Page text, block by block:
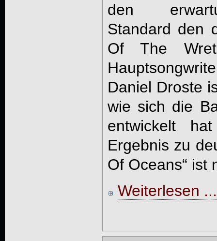
den
Standard den
Of The
Daniel Droste
wie sich die
entwickelt
Ergebnis zu
Of Oceans“ ist
Weiterlesen ...